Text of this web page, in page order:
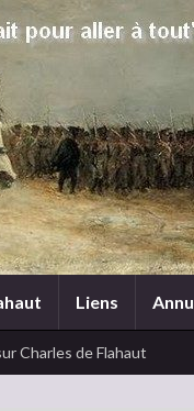
Liens
Charles de Flahaut